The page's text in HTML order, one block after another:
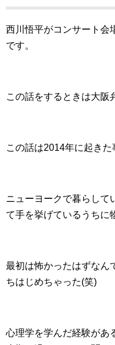
西川悟平がコンサート会
です。
この話をするときは大阪
この話は2014年に起きた
ニューヨークで暮らして
て手を挙げているうちに
最初は怖かったはずなん
ちはじめちゃった(笑)
心理学を学んだ経験があ